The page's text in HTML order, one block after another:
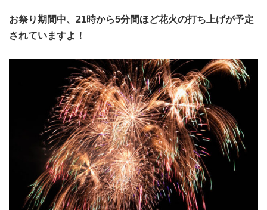
お祭り期間中、21時から5分間ほど花火の打ち上げが予定
されていますよ！